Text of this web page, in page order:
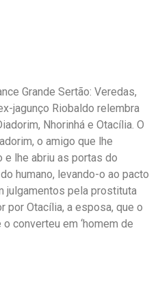
Grande Sertão: Veredas,
jagunço Riobaldo relembra
Nhorinhá e Otacília. O
o amigo que lhe
e lhe abriu as portas do
humano, levando-o ao pacto
julgamentos pela prostituta
por Otacília, a esposa, que o
converteu em ‘homem de